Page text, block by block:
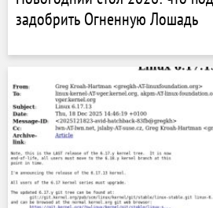
задобрить Огненную Лошадь